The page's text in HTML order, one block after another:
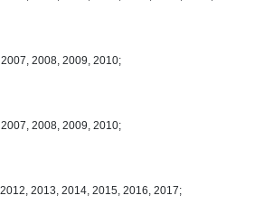
2008, 2009, 2010;
2008, 2009, 2010;
2013, 2014, 2015, 2016, 2017;